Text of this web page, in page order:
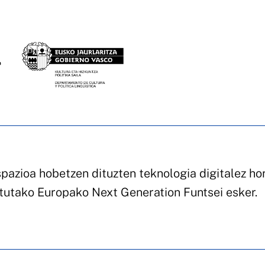
hobetzen dituzten teknologia digitalez
Europako Next Generation Funtsei esker.